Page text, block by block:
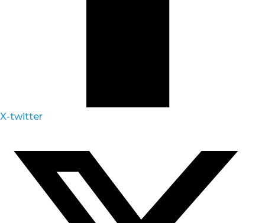
X-twitter